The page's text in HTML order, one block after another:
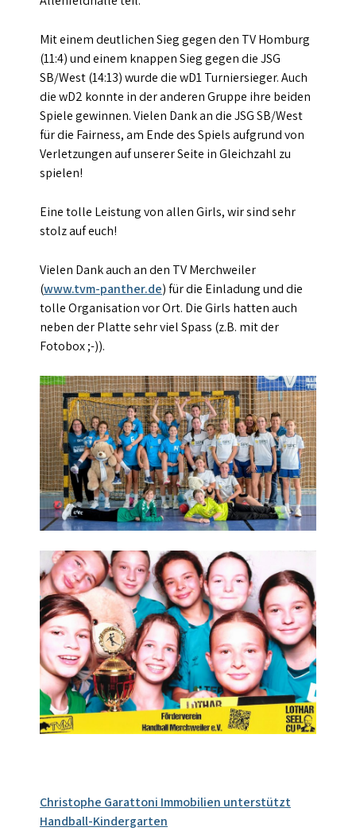
Mit einem deutlichen Sieg gegen den TV Homburg
(11:4) und einem knappen Sieg gegen die JSG
SB/West (14:13) wurde die wD1 Turniersieger. Auch
die wD2 konnte in der anderen Gruppe ihre beiden
Spiele gewinnen. Vielen Dank an die JSG SB/West
für die Fairness, am Ende des Spiels aufgrund von
Verletzungen auf unserer Seite in Gleichzahl zu
spielen!
Eine tolle Leistung von allen Girls, wir sind sehr
stolz auf euch!
Vielen Dank auch an den TV Merchweiler
(www.tvm-panther.de) für die Einladung und die
tolle Organisation vor Ort. Die Girls hatten auch
neben der Platte sehr viel Spass (z.B. mit der
Fotobox ;-)).
Beitragsnavigation
Christophe Garattoni Immobilien unterstützt
Handball-Kindergarten